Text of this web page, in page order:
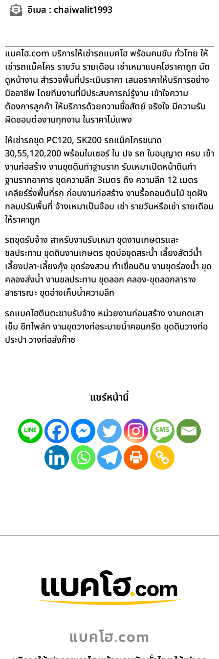
อีเมล : chaiwalit1993
แบคโฮ.com บริการให้เช่ารถแบคโฮ พร้อมคนขับ ทั่วไทย ให้
เช่ารถแม็คโคร รายวัน รายเดือน เช่าเหมาแบคโฮราคาถูก นัด
ดูหน้างาน สำรวจพื้นที่ประเมินราคา เสนอราคาให้บริการอย่าง
มืออาชีพ โดยทีมงานที่มีประสบการณ์รู้งาน เข้าใจความ
ต้องการลูกค้า ให้บริการด้วยความซื่อสัตย์ จริงใจ มีความรับ
ผิดชอบต่องานทุกงาน ในราคาไม่แพง
ให้เช่ารถขุด PC120, SK200 รถแม็คโครขนาด
30,55,120,200 พร้อมใบเซอร์ ใบ ปจ รถ ใบอนุญาต ครบ เข้า
งานก่อสร้าง งานขุดดินทำฐานราก รับเหมาเปิดหน้าดินทำ
ฐานรากอาคาร ขุดความลึก 3เมตร ถึง ความลึก 12 เมตร
เคลียร์ริ่งพื้นที่รก ก่อนงานก่อสร้าง งานรื้อถอนต้นไม้ ขุดฝัง
กลบปรับพื้นที่ จ้างเหมาเป็นจ๊อบ เช่า รายวันหรือเช่า รายเดือน
ให้ราคาถูก
รถขุดรับจ้าง สาหรับงานรับเหมา ขุดงานเกษตรและ
ชลประทาน ขุดดินงานเกษตร ขุดบ่อขุดสระน้ำ เลี้ยงสัตว์น้ำ
เลี้ยงปลา-เลี้ยงกุ้ง ขุดร่องสวน ทำเขื่อนดิน งานขุดร่องน้ำ ขุด
คลองส่งน้ำ งานชลประทาน ขุดลอก คลอง-ขุดลอกลาราง
สาธารณะ ขุดอ่างเก็บน้ำความลึก
รถแบคโฮตีนตะขาบรับจ้าง หน่วยงานก่อนสร้าง งานกดเสา
เข็ม ชีทไพล์ท งานขุดวางท่อระบายน้ำคอนกรีต ขุดดินวางท่อ
ประปา วางท่อส่งก๊าซ
แชร์หน้านี้
แบคโฮ.com